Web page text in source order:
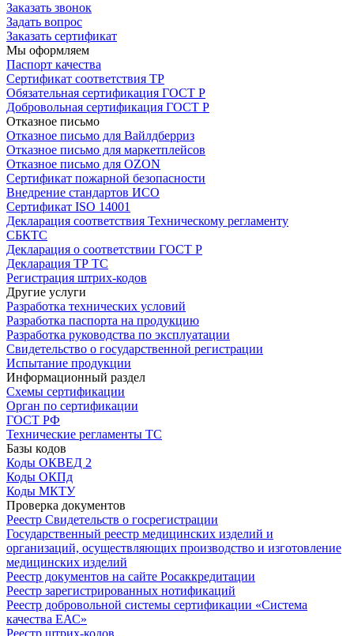
Заказать звонок
Задать вопрос
Заказать сертификат
Мы оформляем
Паспорт качества
Сертификат соответствия ТР
Обязательная сертификация ГОСТ Р
Добровольная сертификация ГОСТ Р
Отказное письмо
Отказное письмо для Вайлдберриз
Отказное письмо для маркетплейсов
Отказное письмо для OZON
Сертификат пожарной безопасности
Внедрение стандартов ИСО
Сертификат ISO 14001
Декларация соответствия Техническому регламенту
СБКТС
Декларация о соответствии ГОСТ Р
Декларация ТР ТС
Регистрация штрих-кодов
Другие услуги
Разработка технических условий
Разработка паспорта на продукцию
Разработка руководства по эксплуатации
Свидетельство о государственной регистрации
Испытание продукции
Информационный раздел
Схемы сертификации
Орган по сертификации
ГОСТ РФ
Технические регламенты ТС
Базы кодов
Коды ОКВЕД 2
Коды ОКПд
Коды МКТУ
Проверка документов
Реестр Свидетельств о госрегистрации
Государственный реестр медицинских изделий и
организаций, осуществляющих производство и изготовление
медицинских изделий
Реестр документов на сайте Росаккредитации
Реестр зарегистрированных нотификаций
Реестр добровольной системы сертификации «Система
качества ЕАС»
Реестр штрих-кодов